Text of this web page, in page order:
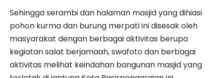
Sehingga serambi dan halaman masjid yang dihiasi
pohon kurma dan burung merpati ini disesak oleh
masyarakat dengan berbagai aktivitas berupa
kegiatan salat berjamaah, swafoto dan berbagai
aktivitas melihat keindahan bangunan masjid yang